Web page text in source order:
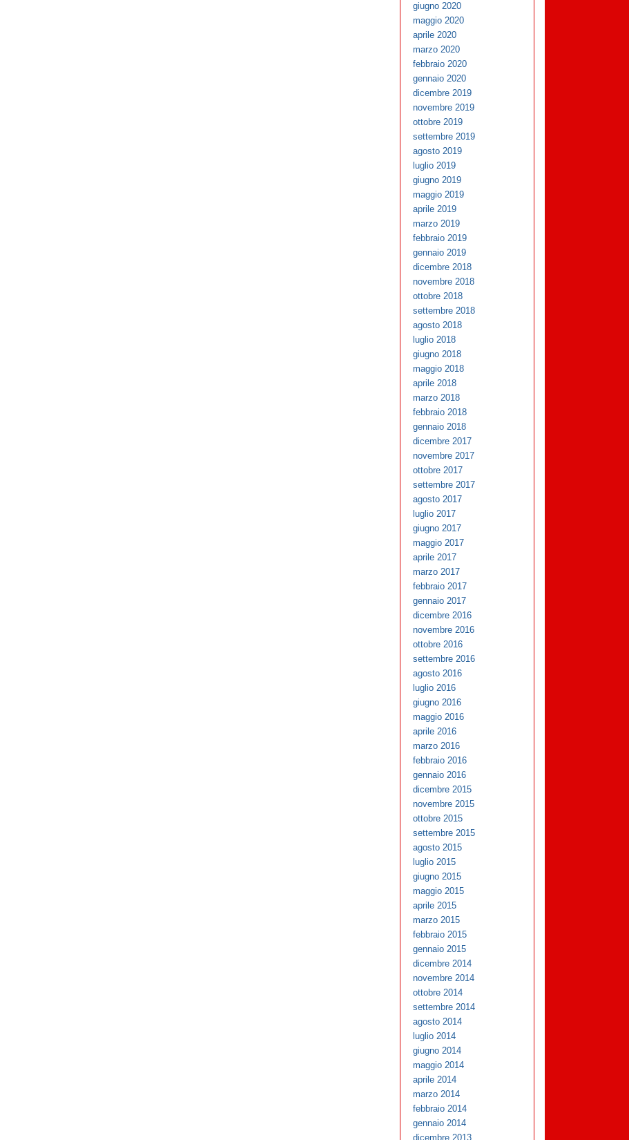
giugno 2020
maggio 2020
aprile 2020
marzo 2020
febbraio 2020
gennaio 2020
dicembre 2019
novembre 2019
ottobre 2019
settembre 2019
agosto 2019
luglio 2019
giugno 2019
maggio 2019
aprile 2019
marzo 2019
febbraio 2019
gennaio 2019
dicembre 2018
novembre 2018
ottobre 2018
settembre 2018
agosto 2018
luglio 2018
giugno 2018
maggio 2018
aprile 2018
marzo 2018
febbraio 2018
gennaio 2018
dicembre 2017
novembre 2017
ottobre 2017
settembre 2017
agosto 2017
luglio 2017
giugno 2017
maggio 2017
aprile 2017
marzo 2017
febbraio 2017
gennaio 2017
dicembre 2016
novembre 2016
ottobre 2016
settembre 2016
agosto 2016
luglio 2016
giugno 2016
maggio 2016
aprile 2016
marzo 2016
febbraio 2016
gennaio 2016
dicembre 2015
novembre 2015
ottobre 2015
settembre 2015
agosto 2015
luglio 2015
giugno 2015
maggio 2015
aprile 2015
marzo 2015
febbraio 2015
gennaio 2015
dicembre 2014
novembre 2014
ottobre 2014
settembre 2014
agosto 2014
luglio 2014
giugno 2014
maggio 2014
aprile 2014
marzo 2014
febbraio 2014
gennaio 2014
dicembre 2013